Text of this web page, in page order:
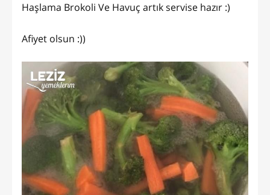
Haşlama Brokoli Ve Havuç artık servise hazır :)
Afiyet olsun :))